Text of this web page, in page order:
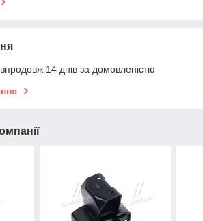
14 днів за домовленістю